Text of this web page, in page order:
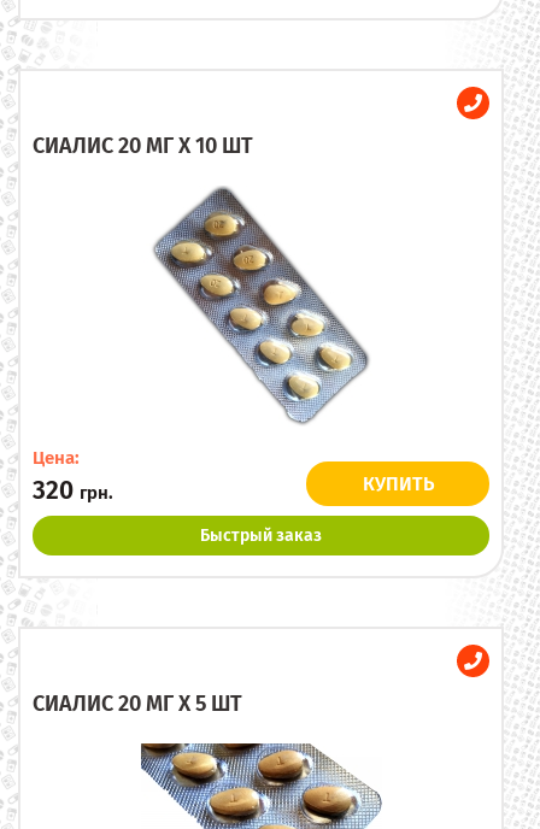
СИАЛИС 20 МГ X 10 ШТ
Цена:
320 грн. КУПИТЬ
Быстрый заказ
СИАЛИС 20 МГ X 5 ШТ